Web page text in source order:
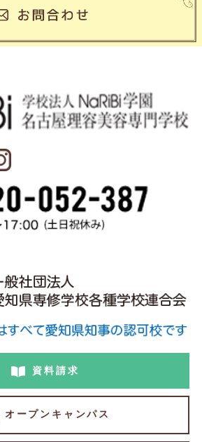
資料請求
オープンキャンパス